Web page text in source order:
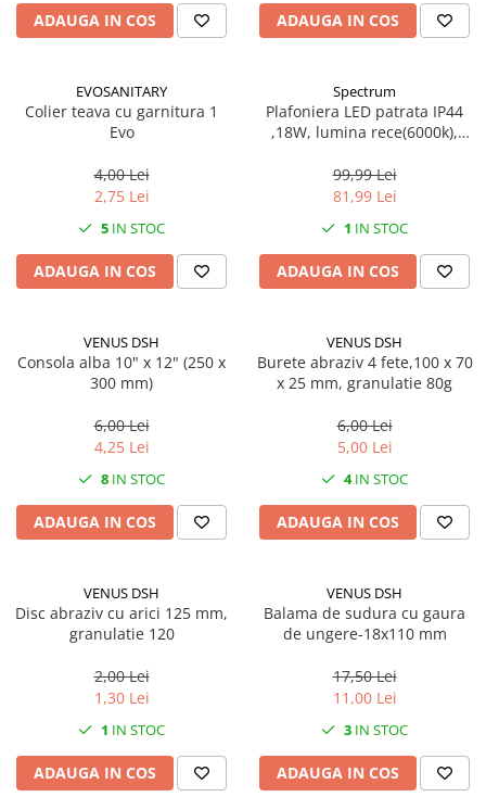
Cosuri de gunoi
Prosoape de hartie si servetele
Saci gunoi
Solutii geamuri
Solutii universale
Gradina
Accesorii pentru gradina
Articole antidaunatori gradina
Aspersoare
Furtunuri gradinarit
Ghivece si suporturi
Hamace si leagane
Leagane copii
Lopeti si unelte deszapezit
Mufe si conectori irigare
Pavaje si borduri
Programatoare stropire
ADAUGA IN COS ADAUGA IN COS
EVOSANITARY
Colier teava cu garnitura 1
Evo
4,00 Lei
2,75 Lei
5 IN STOC
ADAUGA IN COS
Spectrum
Plafoniera LED patrata IP44
,18W, lumina rece(6000k),
99,99 Lei
81,99 Lei
1 IN STOC
ADAUGA IN COS
VENUS DSH
Consola alba 10" x 12" (250 x
300 mm)
6,00 Lei
4,25 Lei
8 IN STOC
ADAUGA IN COS
VENUS DSH
Burete abraziv 4 fete,100 x 70
x 25 mm, granulatie 80g
6,00 Lei
5,00 Lei
4IN STOC
ADAUGA IN COS
VENUS DSH
Disc abraziv cu arici 125 mm,
granulatie 120
2,00 Lei
1,30 Lei
1 IN STOC
ADAUGA IN COS
VENUS DSH
Balama de sudura cu gaura
de ungere-18x110 mm
17,50 Lei
11,00 Lei
3 IN STOC
ADAUGA IN COS